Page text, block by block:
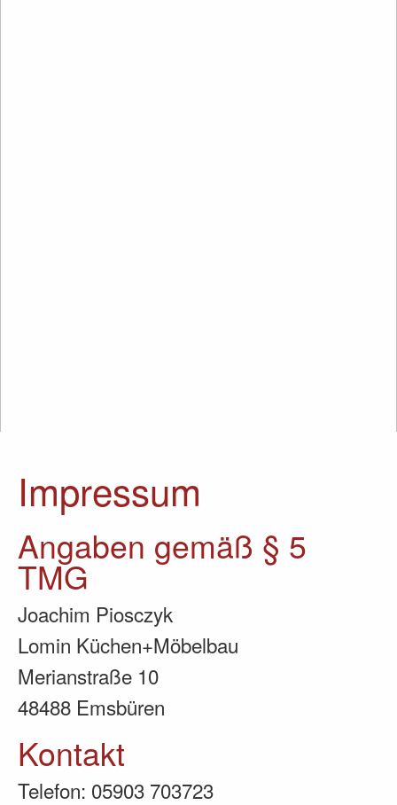
Impressum
Angaben gemäß § 5
TMG
Joachim Piosczyk
Lomin Küchen+Möbelbau
Merianstraße 10
48488 Emsbüren
Kontakt
Telefon: 05903 703723